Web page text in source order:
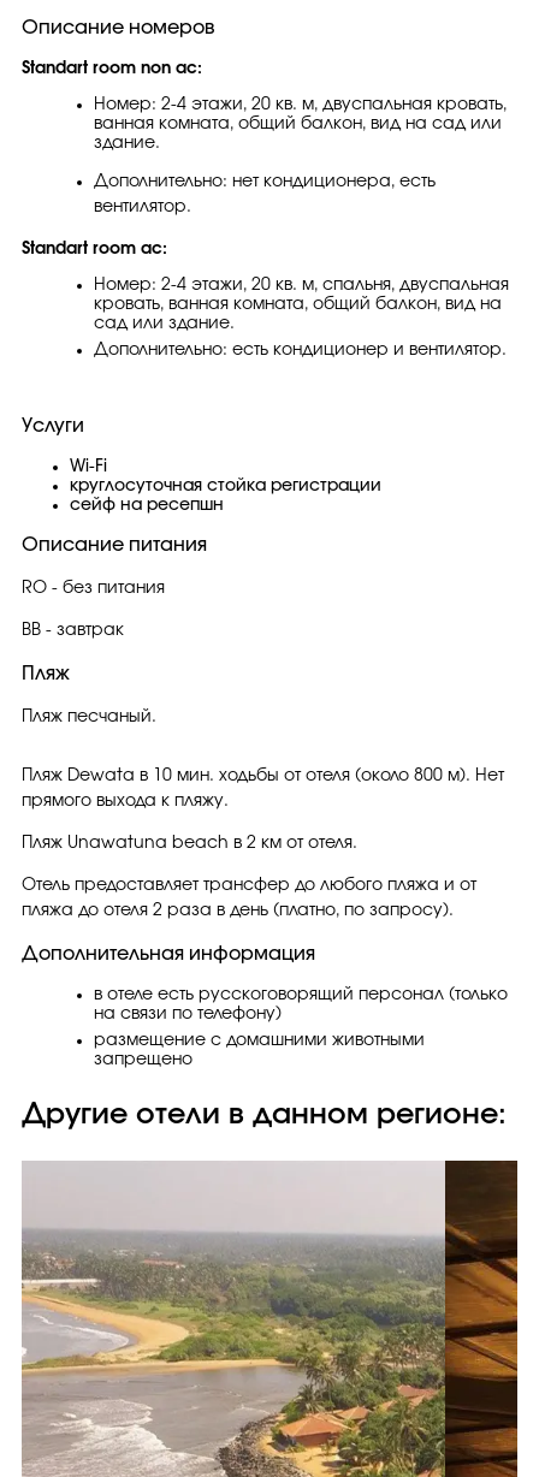
Описание номеров
Standart room non ac:
Номер: 2-4 этажи, 20 кв. м, двуспальная кровать,
ванная комната, общий балкон, вид на сад или
здание.
Дополнительно: нет кондиционера, есть
вентилятор.
Standart room ac:
Номер: 2-4 этажи, 20 кв. м, спальня, двуспальная
кровать, ванная комната, общий балкон, вид на
сад или здание.
Дополнительно: есть кондиционер и вентилятор.
Услуги
Wi-Fi
круглосуточная стойка регистрации
сейф на ресепшн
Описание питания
RO - без питания
BB - завтрак
Пляж
Пляж песчаный.
Пляж Dewata в 10 мин. ходьбы от отеля (около 800 м). Нет
прямого выхода к пляжу.
Пляж Unawatuna beach в 2 км от отеля.
Отель предоставляет трансфер до любого пляжа и от
пляжа до отеля 2 раза в день (платно, по запросу).
Дополнительная информация
в отеле есть русскоговорящий персонал (только
на связи по телефону)
размещение с домашними животными
запрещено
Другие отели в данном регионе: